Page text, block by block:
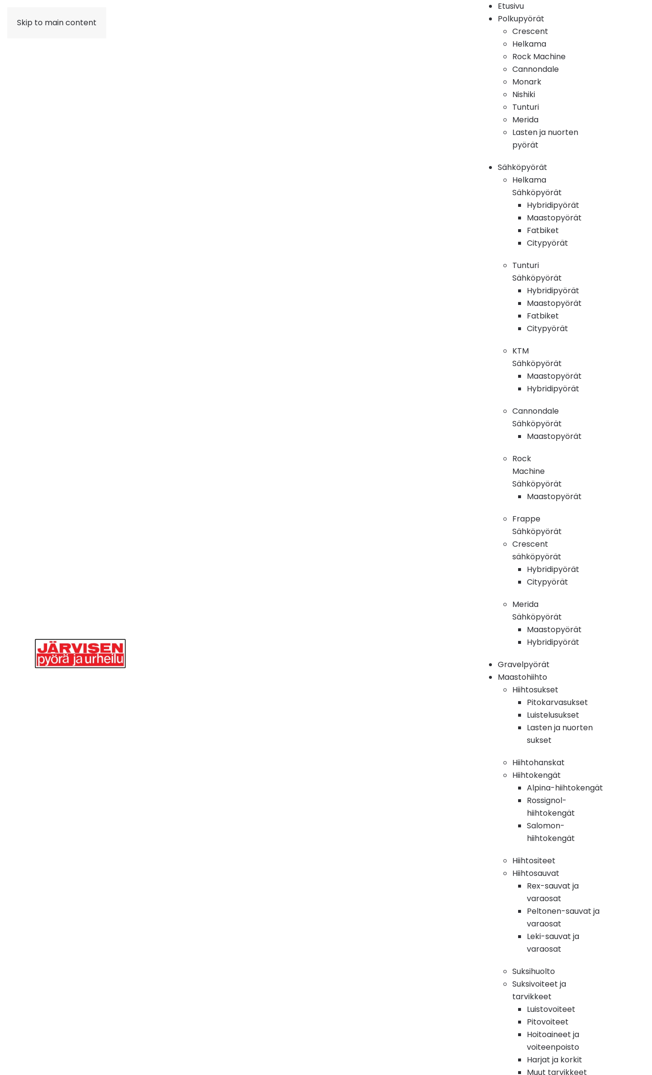
Skip to main content
Etusivu
Polkupyörät
Crescent
Helkama
Rock Machine
Cannondale
Monark
Nishiki
Tunturi
Merida
Lasten ja nuorten
pyörät
Sähköpyörät
Helkama
Sähköpyörät
Hybridipyörät
Maastopyörät
Fatbiket
Citypyörät
Tunturi
Sähköpyörät
Hybridipyörät
Maastopyörät
Fatbiket
Citypyörät
KTM
Sähköpyörät
Maastopyörät
Hybridipyörät
Cannondale
Sähköpyörät
Maastopyörät
Rock
Machine
Sähköpyörät
Maastopyörät
Frappe
Sähköpyörät
Crescent
sähköpyörät
Hybridipyörät
Citypyörät
Merida
Sähköpyörät
Maastopyörät
Hybridipyörät
Gravelpyörät
Maastohiihto
Hiihtosukset
Pitokarvasukset
Luistelusukset
Lasten ja nuorten
sukset
Hiihtohanskat
Hiihtokengät
Alpina-hiihtokengät
Rossignol-
hiihtokengät
Salomon-
hiihtokengät
Hiihtositeet
Hiihtosauvat
Rex-sauvat ja
varaosat
Peltonen-sauvat ja
varaosat
Leki-sauvat ja
varaosat
Suksihuolto
Suksivoiteet ja
tarvikkeet
Luistovoiteet
Pitovoiteet
Hoitoaineet ja
voiteenpoisto
Harjat ja korkit
Muut tarvikkeet